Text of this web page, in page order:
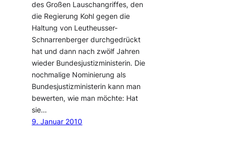
des Großen Lauschangriffes, den
die Regierung Kohl gegen die
Haltung von Leutheusser-
Schnarrenberger durchgedrückt
hat und dann nach zwölf Jahren
wieder Bundesjustizministerin. Die
nochmalige Nominierung als
Bundesjustizministerin kann man
bewerten, wie man möchte: Hat
sie…
9. Januar 2010